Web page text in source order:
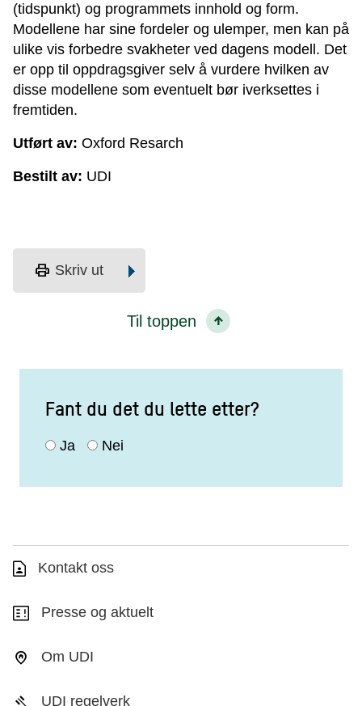
(tidspunkt) og programmets innhold og form.
Modellene har sine fordeler og ulemper, men kan på
ulike vis forbedre svakheter ved dagens modell. Det
er opp til oppdragsgiver selv å vurdere hvilken av
disse modellene som eventuelt bør iverksettes i
fremtiden.
Utført av: Oxford Resarch
Bestilt av: UDI
print Skriv ut
Til toppen
Fant du det du lette etter?
Ja Nei
Kontakt oss
Presse og aktuelt
Om UDI
UDI regelverk